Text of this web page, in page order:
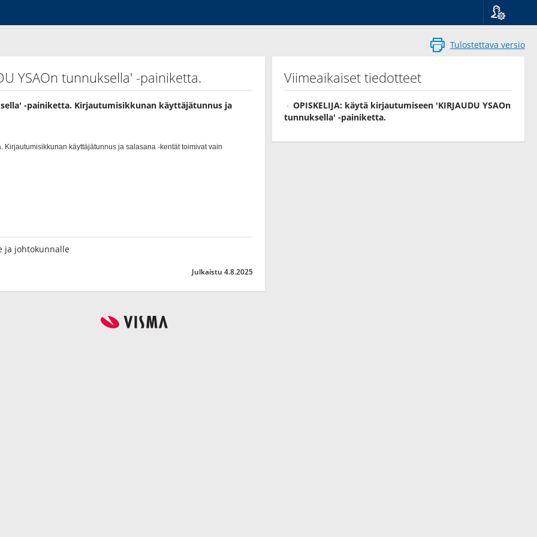
Suomi
Svenska
YSAOn tunnuksella' -painiketta.
-painiketta. Kirjautumisikkunan käyttäjätunnus ja
ja johtokunnalle
Julkaistu 4.8.2025
Tulostettava versio
Viimeaikaiset tiedotteet
OPISKELIJA: käytä kirjautumiseen 'KIRJAUDU YSAOn
tunnuksella' -painiketta.